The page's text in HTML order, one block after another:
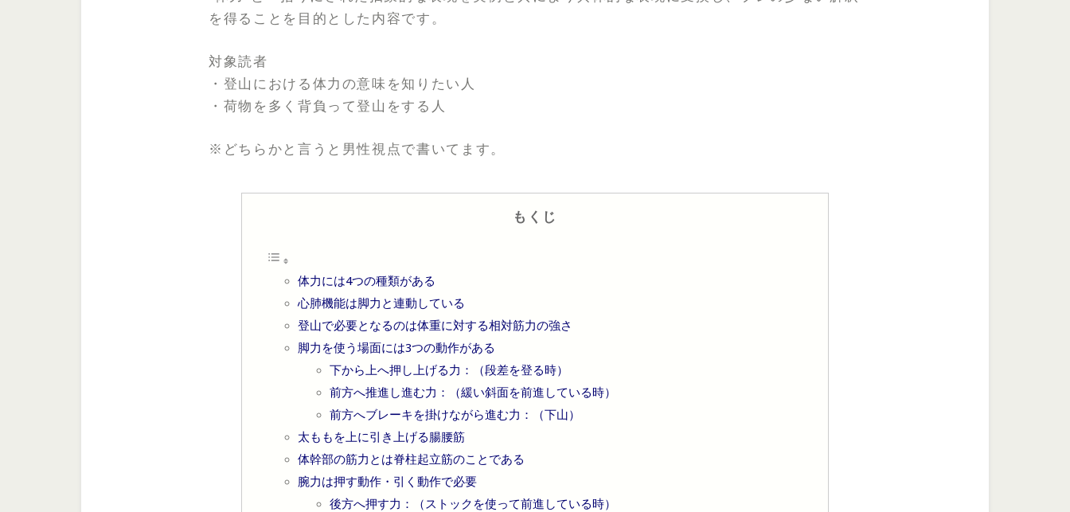
を得ることを目的とした内容です。
対象読者
・登山における体力の意味を知りたい人
・荷物を多く背負って登山をする人
※どちらかと言うと男性視点で書いてます。
もくじ
体力には4つの種類がある
心肺機能は脚力と連動している
登山で必要となるのは体重に対する相対筋力の強さ
脚力を使う場面には3つの動作がある
下から上へ押し上げる力：（段差を登る時）
前方へ推進し進む力：（緩い斜面を前進している時）
前方へブレーキを掛けながら進む力：（下山）
太ももを上に引き上げる腸腰筋
体幹部の筋力とは脊柱起立筋のことである
腕力は押す動作・引く動作で必要
後方へ押す力：（ストックを使って前進している時）